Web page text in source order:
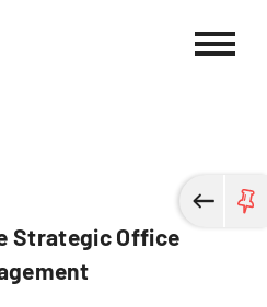
Fachhochschule Schweiz
Strategic Office